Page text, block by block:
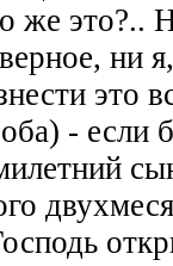
же это?..
ни
это
- если